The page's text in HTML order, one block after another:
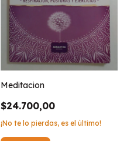
Meditacion
$24.700,00
¡No te lo pierdas, es el último!